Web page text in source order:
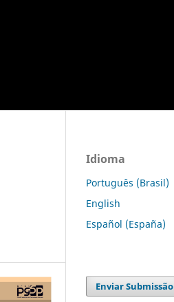
Idioma
Português (Brasil)
English
Español (España)
Enviar Submissão